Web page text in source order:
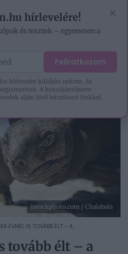
istockphoto.com / Chalabala
ÉVNÉL IS TOVÁBB ÉLT – A...
tovább élt – a
×
hírlevelére!
és tesztek – egyenesen a
Feliratkozom
hírlevelet küldjön nekem. Az
A hozzájárulásom
alján lévő leiratkozó linkkel.